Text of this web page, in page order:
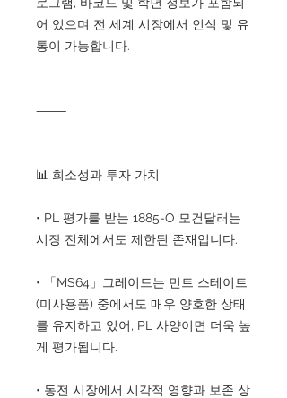
어 있으며 전 세계 시장에서 인식 및 유
통이 가능합니다.
⸻
📊 희소성과 투자 가치
• PL 평가를 받는 1885-O 모건달러는
시장 전체에서도 제한된 존재입니다.
• 「MS64」그레이드는 민트 스테이트
(미사용품) 중에서도 매우 양호한 상태
를 유지하고 있어, PL 사양이면 더욱 높
게 평가됩니다.
• 동전 시장에서 시각적 영향과 보존 상